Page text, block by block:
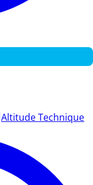
Altitude Technique